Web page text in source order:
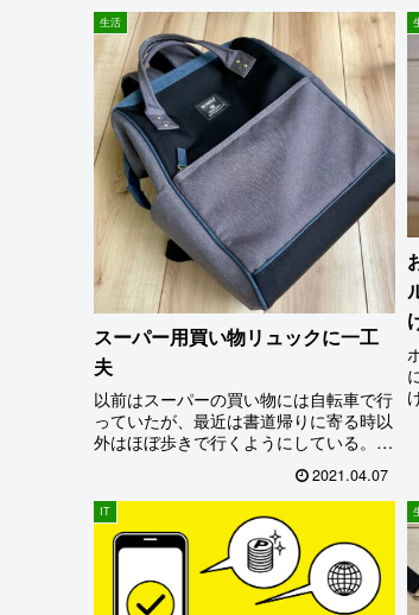
生活
スーパー用買い物リュックに一工
夫
以前はスーパーの買い物には自転車で行
っていたが、最近は書道帰りに寄る時以
外はほぼ歩きで行くようにしている。し
かも現役時代は忙しさを口実に週に1～2
回だった買い物頻度が、ここ数年はなる
べく毎日、少なくとも週に5回とかなり
頻繁。おかげで常に新鮮...
2021.04.07
IT